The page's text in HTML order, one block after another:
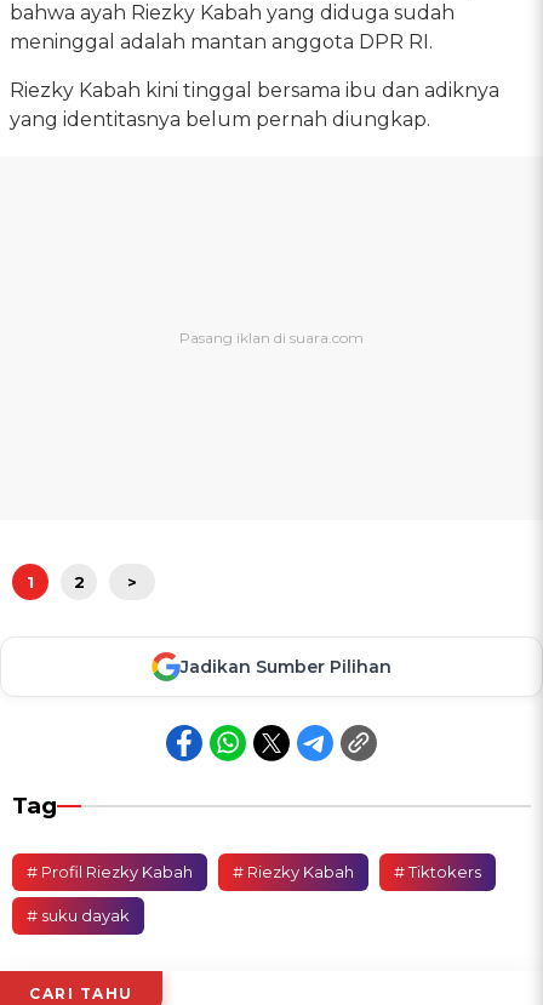
bahwa ayah Riezky Kabah yang diduga sudah
meninggal adalah mantan anggota DPR RI.
Riezky Kabah kini tinggal bersama ibu dan adiknya
yang identitasnya belum pernah diungkap.
1 2 >
Jadikan Sumber Pilihan
Tag
# Profil Riezky Kabah # Riezky Kabah # Tiktokers
# suku dayak
CARI TAHU